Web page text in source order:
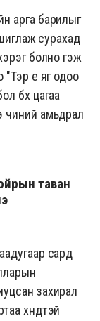
арга барилыг
сурахад
болно гэж
үе яг одоо
бүх цагаа
чиний амьдрал
таван
сард
захирал
хүндтэй